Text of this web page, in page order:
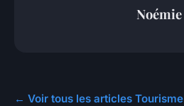
Noémie
← Voir tous les articles Tourisme